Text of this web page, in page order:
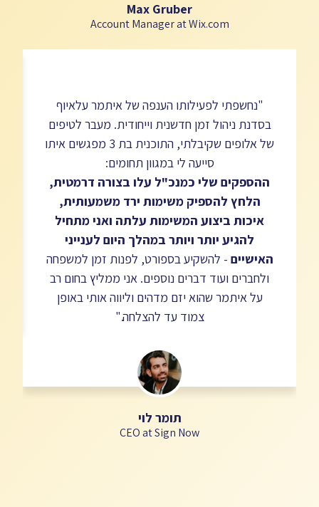
Max Gruber
Account Manager at Wix.com
תומר לוי​
CEO at Sign Now​
"נחשפתי לפעילותו הענפה של איתמר עלאיוף
בסדנת ניהול זמן חדשנית וייחודית. מעבר לטיפים
של אלופים שקיבלתי, התוכנית בת 3 מפגשים איתו
סייעה לי במגוון תחומים:
ההספקים שלי כמנכ"ל עלו בצורה דרמטית,
הלחץ להספיק משימות ירד משמעותית,
איכות ביצוע המשימות עלתה ואני מתחיל
להגיע יותר ויותר במהלך היום לענייני
האישיים - להשקיע בספורט, לפנות זמן למשפחה
ולחברים ועוד דברים נוספים. אני ממליץ בחום רב
על איתמר שהוא יזם מדהים וליווה אותי באופן
צמוד עד להצלחה."